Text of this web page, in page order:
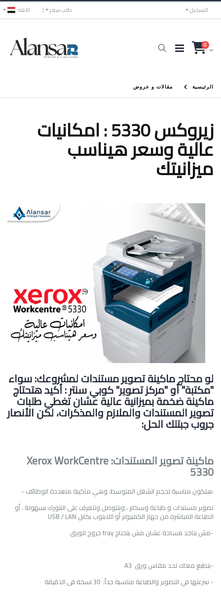
اللغه طلب سعر التسجيل
0
الرئيسية مقالات و عروض
زيروكس 5330 : امكانيات
عالية وسعر هيناسب
ميزانيتك
لو محتاج ماكينة تصوير مستندات لمشروعك: سواء
"مكتبة" أو "مركز تصوير" كوبي سنتر : أكيد هتحتاج
ماكينة ضخمة بميزانية عالية عشان تغطي طلبات
تصوير المستندات والملازم والمذكرات، لكن الأنصار
جروب جبتلك الحل:
ماكينة تصوير المستندات:Xerox WorkCentre
5330
-
هتكون مناسبة لحجم الشغل المتوسط، وهي ماكينة متعددة الوظائف:
تصوير مستندات و طباعة وسكانر ، وبتتوصل وتتعرف على النتورك بسهولة ، أو
الطباعة المباشرة من جهاز الكمبيوتر أو اللابتوب بكابل USB / LAN
-مش بتاخد مساحة عشان مش بتحتاجtrayخروج للورق
-بتطبع معاك لحد مقاس ورق A3
- سرعتها في التصوير والطباعة مناسبة جداً: 30 نسخة فى الدقيقة